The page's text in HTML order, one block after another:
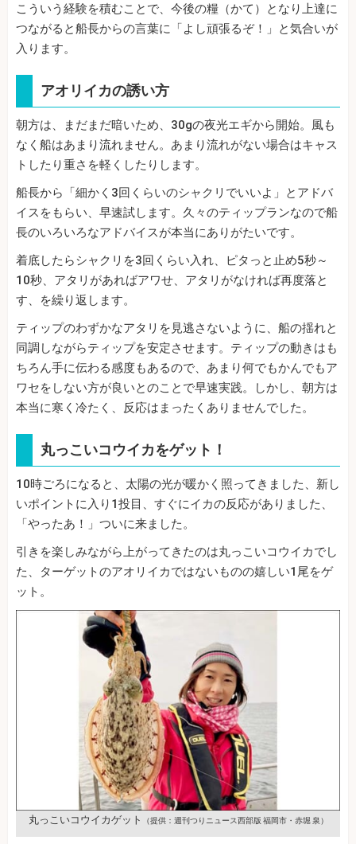
こういう経験を積むことで、今後の糧（かて）となり上達に
つながると船長からの言葉に「よし頑張るぞ！」と気合いが
入ります。
アオリイカの誘い方
朝方は、まだまだ暗いため、30gの夜光エギから開始。風も
なく船はあまり流れません。あまり流れがない場合はキャス
トしたり重さを軽くしたりします。
船長から「細かく3回くらいのシャクリでいいよ」とアドバ
イスをもらい、早速試します。久々のティップランなので船
長のいろいろなアドバイスが本当にありがたいです。
着底したらシャクリを3回くらい入れ、ピタっと止め5秒～
10秒、アタリがあればアワせ、アタリがなければ再度落と
す、を繰り返します。
ティップのわずかなアタリを見逃さないように、船の揺れと
同調しながらティップを安定させます。ティップの動きはも
ちろん手に伝わる感度もあるので、あまり何でもかんでもア
ワセをしない方が良いとのことで早速実践。しかし、朝方は
本当に寒く冷たく、反応はまったくありませんでした。
丸っこいコウイカをゲット！
10時ごろになると、太陽の光が暖かく照ってきました、新し
いポイントに入り1投目、すぐにイカの反応がありました、
「やったあ！」ついに来ました。
引きを楽しみながら上がってきたのは丸っこいコウイカでし
た、ターゲットのアオリイカではないものの嬉しい1尾をゲ
ット。
丸っこいコウイカゲット （提供：週刊つりニュース西部版 福岡市・赤堀 泉）